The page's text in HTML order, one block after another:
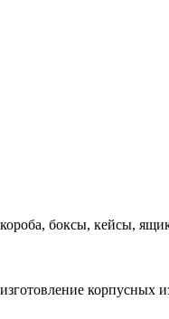
боксы, кейсы,
корпусных